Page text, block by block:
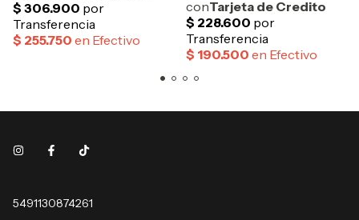
5491130874261